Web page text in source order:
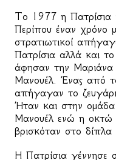
To 1977 η Πατρίσια
Περίπου έναν χρόνο
στρατιωτικοί
Πατρίσια αλλά και
άφησαν την Μαριάνα
Μανουέλ. Ένας από
απήγαγαν το
Ήταν και στην
Μανουέλ ενώ η οκτώ
βρισκόταν στο δίπλα
Η Πατρίσια γέννησε